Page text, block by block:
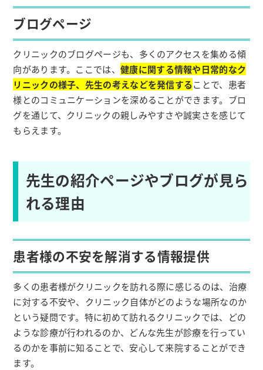
ブログページ
クリニックのブログページも、多くのアクセスを集める傾
向があります。ここでは、 健康に関する情報や日常的なク
リニックの様子、先生の考えなどを発信することで、患者
様とのコミュニケーションを深めることができます。ブロ
グを通じて、クリニックの親しみやすさや誠実さを感じて
もらえます。
先生の紹介ページやブログが見ら
れる理由
患者様の不安を解消する情報提供
多くの患者様がクリニックを訪れる際に感じるのは、治療
に対する不安や、クリニック自体がどのような場所なのか
という疑問です。特に初めて訪れるクリニックでは、どの
ような診療が行われるのか、どんな先生が診療を行ってい
るのかを事前に知ることで、安心して来院することができ
ます。